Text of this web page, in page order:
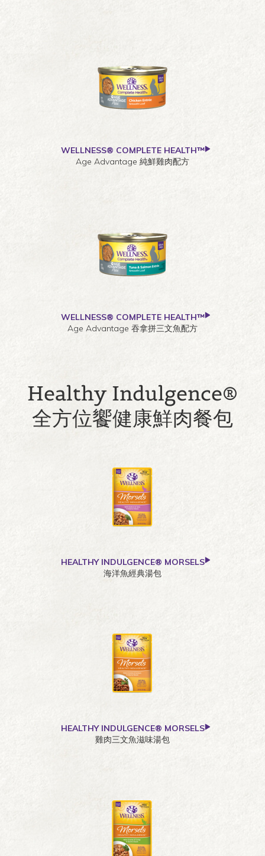
WELLNESS® COMPLETE HEALTH™
Age Advantage 純鮮雞肉配方
WELLNESS® COMPLETE HEALTH™
Age Advantage 吞拿拼三文魚配方
Healthy Indulgence®
全方位饗健康鮮肉餐包
HEALTHY INDULGENCE® MORSELS
海洋魚經典湯包
HEALTHY INDULGENCE® MORSELS
雞肉三文魚滋味湯包